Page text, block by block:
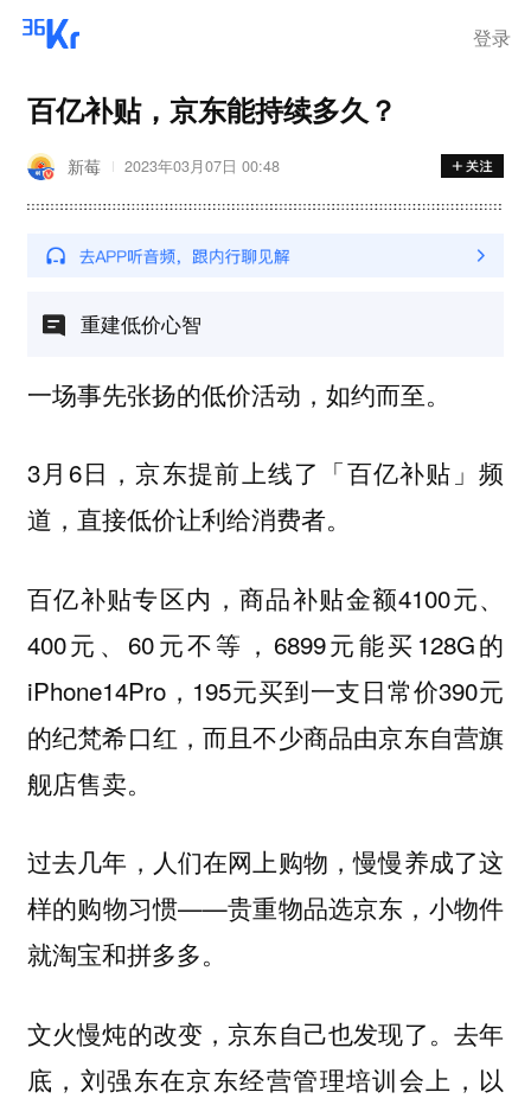
登录
百亿补贴，京东能持续多久？
新莓 2023年03月07日 00:48
重建低价心智
一场事先张扬的低价活动，如约而至。
3月6日，京东提前上线了「百亿补贴」频
道，直接低价让利给消费者。
百亿补贴专区内，商品补贴金额4100元、
400元、60元不等，6899元能买128G的
iPhone14Pro，195元买到一支日常价390元
的纪梵希口红，而且不少商品由京东自营旗
舰店售卖。
过去几年，人们在网上购物，慢慢养成了这
样的购物习惯——贵重物品选京东，小物件
就淘宝和拼多多。
文火慢炖的改变，京东自己也发现了。去年
底，刘强东在京东经营管理培训会上，以